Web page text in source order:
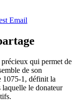
Email
qui permet de
de son
1075-1, définit la
le donateur